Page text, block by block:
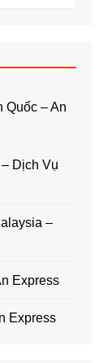
Quốc – An
Dịch Vụ
–
Express
Express